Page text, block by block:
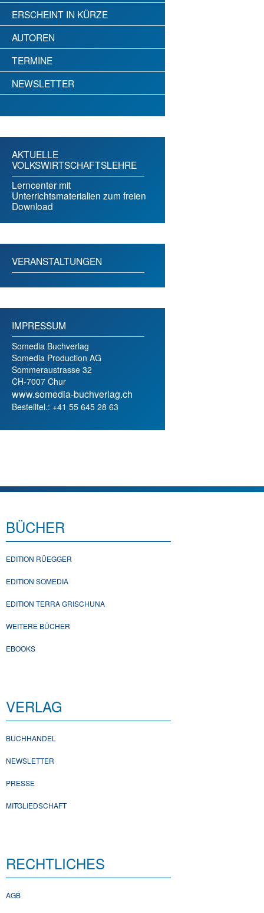
ERSCHEINT IN KÜRZE
AUTOREN
TERMINE
NEWSLETTER
AKTUELLE
VOLKSWIRTSCHAFTSLEHRE
Lerncenter mit
Unterrichtsmaterialien zum freien
Download
VERANSTALTUNGEN
IMPRESSUM
Somedia Buchverlag
Somedia Production AG
Sommeraustrasse 32
CH-7007 Chur
www.somedia-buchverlag.ch
Bestelltel.: +41 55 645 28 63
BÜCHER
EDITION RÜEGGER
EDITION SOMEDIA
EDITION TERRA GRISCHUNA
WEITERE BÜCHER
EBOOKS
VERLAG
BUCHHANDEL
NEWSLETTER
PRESSE
MITGLIEDSCHAFT
RECHTLICHES
AGB